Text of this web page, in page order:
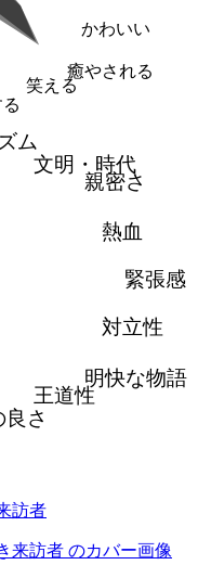
かわいい
癒やされる
笑える
ム
文明・時代
親密さ
熱血
緊張感
対立性
明快な物語
王道性
さ
訪者